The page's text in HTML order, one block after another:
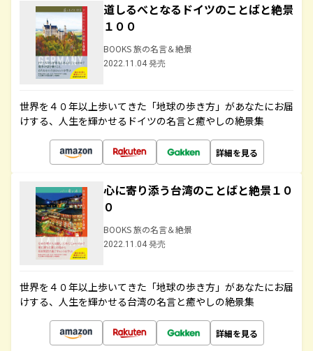
道しるべとなるドイツのことばと絶景
１００
BOOKS 旅の名言＆絶景
2022.11.04 発売
世界を４０年以上歩いてきた「地球の歩き方」があなたにお届
けする、人生を輝かせるドイツの名言と癒やしの絶景集
詳細を見る
心に寄り添う台湾のことばと絶景１０
０
BOOKS 旅の名言＆絶景
2022.11.04 発売
世界を４０年以上歩いてきた「地球の歩き方」があなたにお届
けする、人生を輝かせる台湾の名言と癒やしの絶景集
詳細を見る